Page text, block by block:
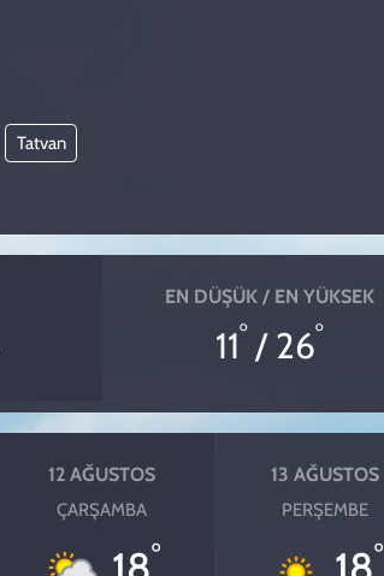
Tatvan
EN DÜŞÜK / EN YÜKSEK
11° / 26°
12 AĞUSTOS
ÇARŞAMBA
°
13 AĞUSTOS
PERŞEMBE
°